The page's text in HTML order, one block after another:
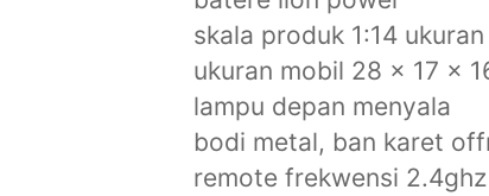
skala produk 1:14
ukuran mobil 28 x 17 x
lampu depan menyala
bodi metal, ban karet
remote frekwensi 2.4ghz